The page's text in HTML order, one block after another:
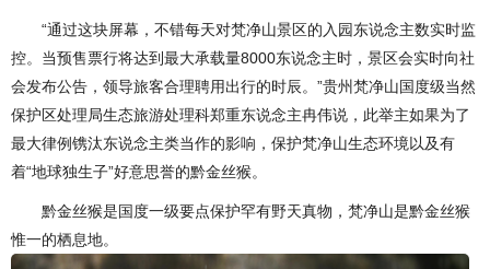
“通过这块屏幕，不错每天对梵净山景区的入园东说念主数实时监
控。当预售票行将达到最大承载量8000东说念主时，景区会实时向社
会发布公告，领导旅客合理聘用出行的时辰。”贵州梵净山国度级当然
保护区处理局生态旅游处理科郑重东说念主冉伟说，此举主如果为了
最大律例镌汰东说念主类当作的影响，保护梵净山生态环境以及有
着“地球独生子”好意思誉的黔金丝猴。
黔金丝猴是国度一级要点保护罕有野天真物，梵净山是黔金丝猴
惟一的栖息地。